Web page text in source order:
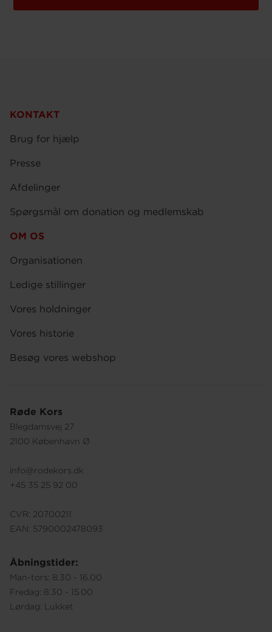
Røde Kors
Blegdamsvej 27
2100 København Ø
info@rodekors.dk
+45 35 25 92 00
CVR: 20700211
EAN: 5790002478093
Åbningstider:
Man-tors: 8.30 - 16.00
Fredag: 8.30 - 15.00
Lørdag: Lukket
KONTAKT
Brug for hjælp
Presse
Afdelinger
Spørgsmål om donation og medlemskab
OM OS
Organisationen
Ledige stillinger
Vores holdninger
Vores historie
Besøg vores webshop